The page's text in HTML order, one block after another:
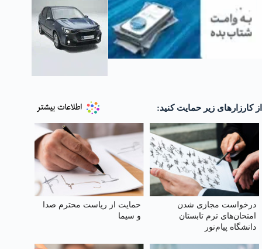
از کارزارهای زیر حمایت کنید:
درخواست مجازی شدن
امتحان‌های ترم تابستان
دانشگاه پیام‌نور
حمایت از ریاست محترم صدا
و سیما